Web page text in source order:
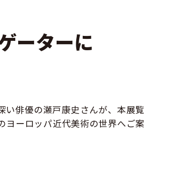
ーターに
い俳優の瀬戸康史さんが、本展覧
ヨーロッパ近代美術の世界へご案